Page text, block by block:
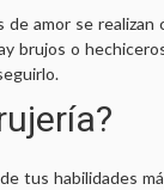
de amor se realizan
brujos o
tus habilidades